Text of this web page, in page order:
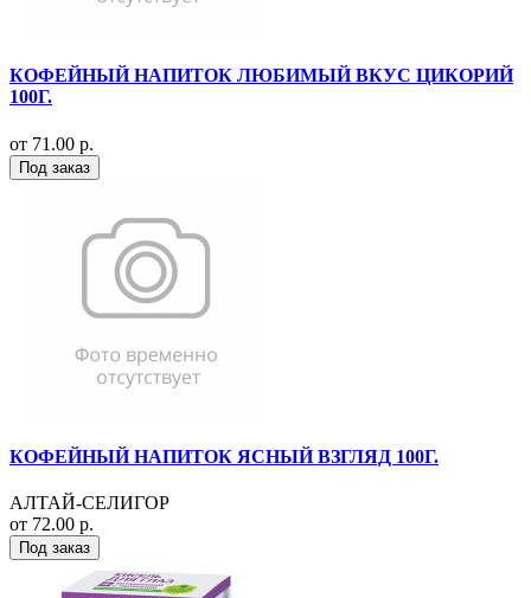
КОФЕЙНЫЙ НАПИТОК ЛЮБИМЫЙ ВКУС ЦИКОРИЙ
100Г.
от 71.00 р.
Под заказ
КОФЕЙНЫЙ НАПИТОК ЯСНЫЙ ВЗГЛЯД 100Г.
АЛТАЙ-СЕЛИГОР
от 72.00 р.
Под заказ